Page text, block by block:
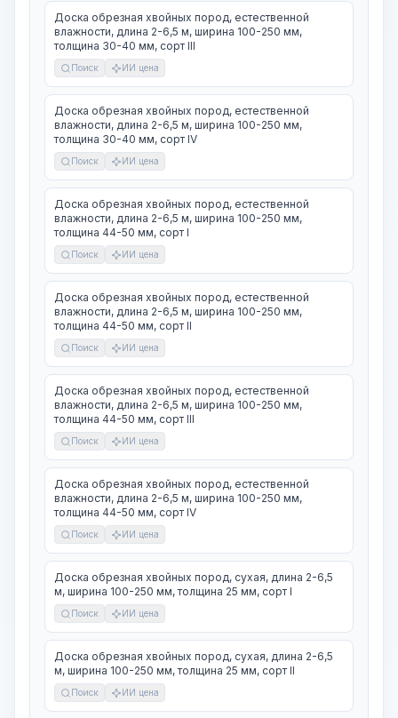
Доска обрезная хвойных пород, естественной
влажности, длина 2-6,5 м, ширина 100-250 мм,
толщина 30-40 мм, сорт III
Поиск ИИ цена
Доска обрезная хвойных пород, естественной
влажности, длина 2-6,5 м, ширина 100-250 мм,
толщина 30-40 мм, сорт IV
Поиск ИИ цена
Доска обрезная хвойных пород, естественной
влажности, длина 2-6,5 м, ширина 100-250 мм,
толщина 44-50 мм, сорт I
Поиск ИИ цена
Доска обрезная хвойных пород, естественной
влажности, длина 2-6,5 м, ширина 100-250 мм,
толщина 44-50 мм, сорт II
Поиск ИИ цена
Доска обрезная хвойных пород, естественной
влажности, длина 2-6,5 м, ширина 100-250 мм,
толщина 44-50 мм, сорт III
Поиск ИИ цена
Доска обрезная хвойных пород, естественной
влажности, длина 2-6,5 м, ширина 100-250 мм,
толщина 44-50 мм, сорт IV
Поиск ИИ цена
Доска обрезная хвойных пород, сухая, длина 2-6,5
м, ширина 100-250 мм, толщина 25 мм, сорт I
Поиск ИИ цена
Доска обрезная хвойных пород, сухая, длина 2-6,5
м, ширина 100-250 мм, толщина 25 мм, сорт II
Поиск ИИ цена